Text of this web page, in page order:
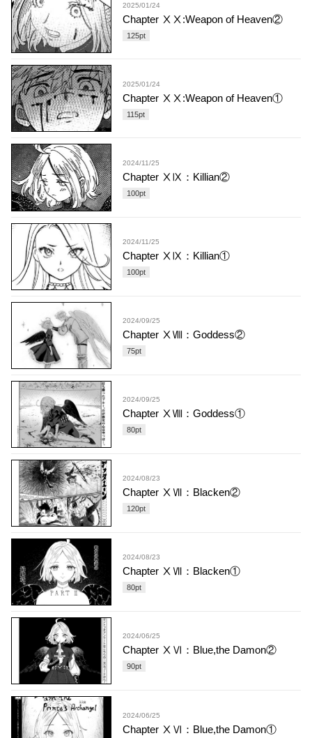
2025/01/24
Chapter ⅩⅩ:Weapon of Heaven②
125pt
2025/01/24
Chapter ⅩⅩ:Weapon of Heaven①
115pt
2024/11/25
Chapter ⅩⅨ：Killian②
100pt
2024/11/25
Chapter ⅩⅨ：Killian①
100pt
2024/09/25
Chapter ⅩⅧ：Goddess②
75pt
2024/09/25
Chapter ⅩⅧ：Goddess①
80pt
2024/08/23
Chapter ⅩⅦ：Blacken②
120pt
2024/08/23
Chapter ⅩⅦ：Blacken①
80pt
2024/06/25
Chapter ⅩⅥ：Blue,the Damon②
90pt
2024/06/25
Chapter ⅩⅥ：Blue,the Damon①